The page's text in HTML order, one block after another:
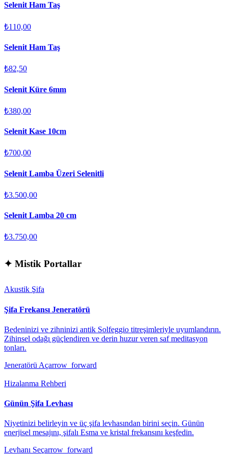
Selenit Ham Taş
₺110,00
Selenit Ham Taş
₺82,50
Selenit Küre 6mm
₺380,00
Selenit Kase 10cm
₺700,00
Selenit Lamba Üzeri Selenitli
₺3.500,00
Selenit Lamba 20 cm
₺3.750,00
✦ Mistik Portallar
Akustik Şifa
Şifa Frekansı Jeneratörü
Bedeninizi ve zihninizi antik Solfeggio titreşimleriyle uyumlandırın.
Zihinsel odağı güçlendiren ve derin huzur veren saf meditasyon
tonları.
Jeneratörü Açarrow_forward
Hizalanma Rehberi
Günün Şifa Levhası
Niyetinizi belirleyin ve üç şifa levhasından birini seçin. Günün
enerjisel mesajını, şifalı Esma ve kristal frekansını keşfedin.
Levhanı Seçarrow_forward